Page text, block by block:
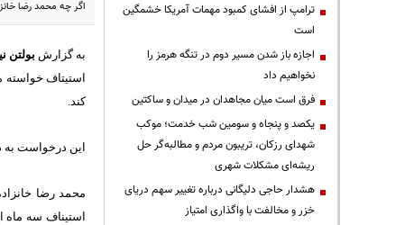
اگر چه محمد رضا
به گزارش بولتن
استیتاف خواسته
کند.
این درخواست به
ترامپ از افشای کمبود مهمات آمریکا خشمگین
است
اجازه باز شدن مسیر دوم در تنگه هرمز را
نخواهیم داد
فرق است میان مجاهدان در میدان و ساکتین
یکصد و پنجاه و سومین شب خدمت؛ موکب
شهدای رزکان، تریبون مردم و مطالبه‌گر حل
ریشه‌ای مشکلات شهری
هشدار حاجی دلیگانی درباره تغییر سهم دریای
خزر و مخالفت با واگذاری امتیاز